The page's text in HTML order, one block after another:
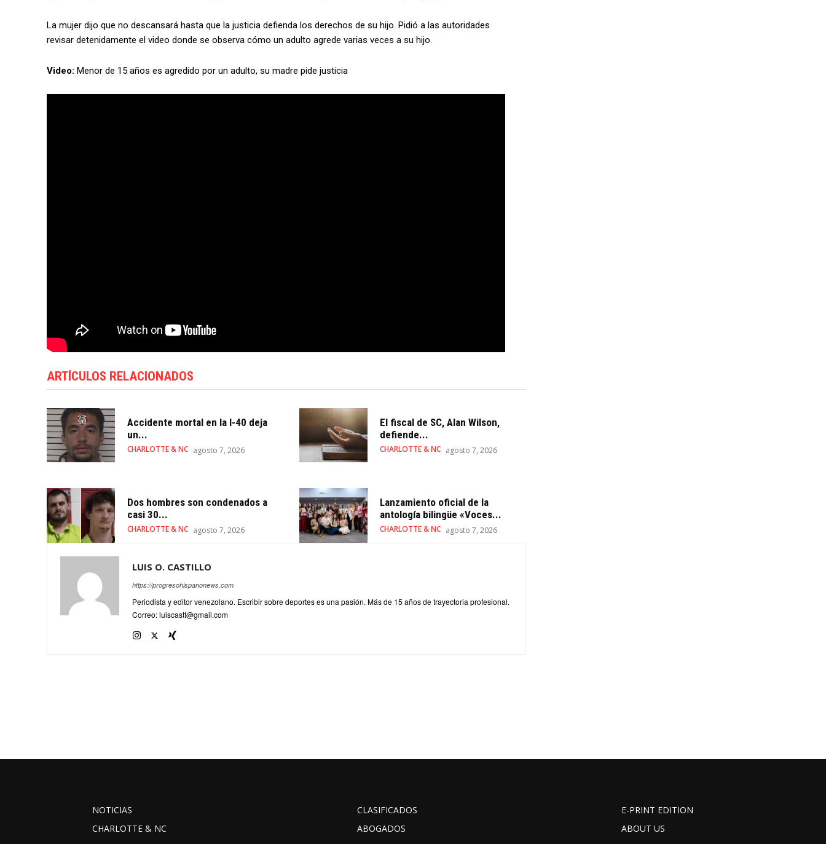
La mujer dijo que no descansará hasta que la justicia defienda los derechos de su hijo. Pidió a las autoridades
revisar detenidamente el video donde se observa cómo un adulto agrede varias veces a su hijo.
Video: Menor de 15 años es agredido por un adulto, su madre pide justicia
ARTÍCULOS RELACIONADOS
Accidente mortal en la I-40 deja
un...
CHARLOTTE & NC agosto 7, 2026
El fiscal de SC, Alan Wilson,
defiende...
CHARLOTTE & NC agosto 7, 2026
Dos hombres son condenados a
casi 30...
CHARLOTTE & NC agosto 7, 2026
Lanzamiento oficial de la
antología bilingüe «Voces...
CHARLOTTE & NC agosto 7, 2026
LUIS O. CASTILLO
https://progresohispanonews.com
Periodista y editor venezolano. Escribir sobre deportes es una pasión. Más de 15 años de trayectoria profesional.
Correo: luiscastt@gmail.com
NOTICIAS
CHARLOTTE & NC
CLASIFICADOS
ABOGADOS
E-PRINT EDITION
ABOUT US